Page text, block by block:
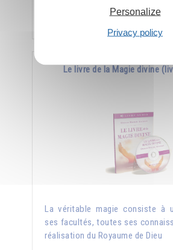
15.00CHF
Le livre de la Magie divine
La véritable magie consiste à
ses facultés, toutes ses
réalisation du Royaume de Dieu
Personalize
Privacy policy